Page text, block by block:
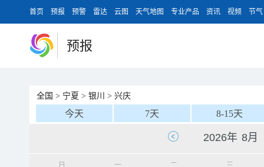
首页 预报 预警 雷达 云图 天气地图 专业产品 资讯 视频 节气
预报
全国 > 宁夏 > 银川 > 兴庆
今天 7天 8-15天
日 一 二 三